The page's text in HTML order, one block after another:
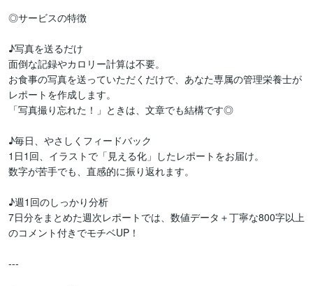
◎サービスの特徴
♪写真を送るだけ
面倒な記録やカロリー計算は不要。
お食事の写真を送っていただくだけで、あなた専属の管理栄養士が
レポートを作成します。
「写真撮り忘れた！」ときは、文章でも結構です◎
♪毎日、やさしくフィードバック
1日1回、イラストで「見える化」したレポートをお届け。
数字が苦手でも、直感的に振り返れます。
♪週1回のしっかり分析
7日分をまとめた週次レポートでは、数値データ＋丁寧な800字以上
のコメント付きでモチベUP！
---